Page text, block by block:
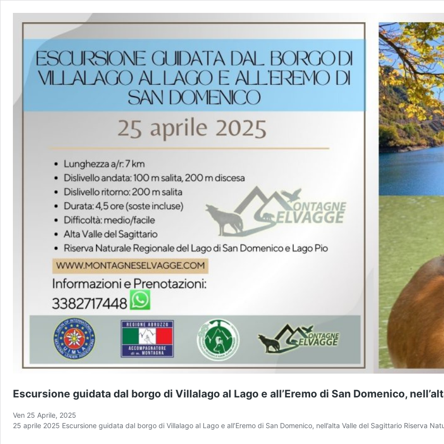
Escursione guidata dal borgo di Villalago al Lago e all’Eremo di San Domenico,
Ven 25 Aprile, 2025
25 aprile 2025 Escursione guidata dal borgo di Villalago al Lago e all’Eremo di San Domenico, nell’alta Valle del Sagittario Riserva